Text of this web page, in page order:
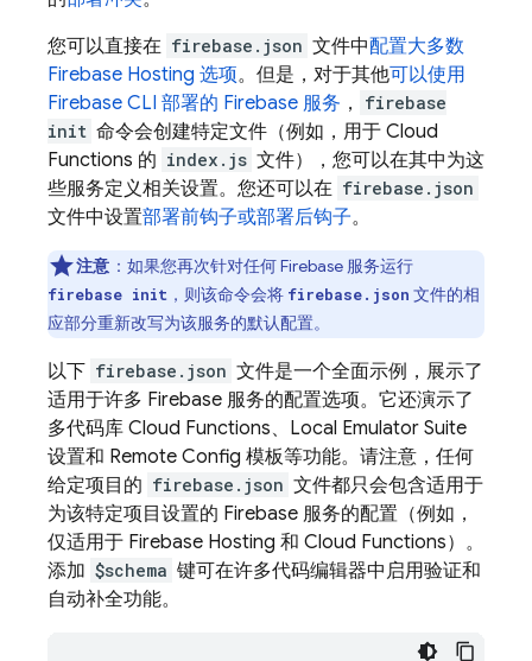
您可以直接在 firebase.json 文件中配置大多数
Firebase Hosting 选项。但是，对于其他可以使用
Firebase CLI 部署的 Firebase 服务 ，
firebase
init 命令会创建特定文件（例如，用于 Cloud
Functions 的 index.js 文件），您可以在其中为这
些服务定义相关设置。您还可以在 firebase.json
文件中设置部署前钩子或部署后钩子。
注意 ： 如果您再次针对任何 Firebase 服务运行
firebase init ，则该命令会将 firebase.json 文件的相
应部分重新改写为该服务的默认配置。
以下 firebase.json 文件是一个全面示例，展示了
适用于许多 Firebase 服务的配置选项。它还演示了
多代码库 Cloud Functions、 Local Emulator Suite
设置和 Remote Config 模板等功能。请注意，任何
给定项目的 firebase.json 文件都只会包含适用于
为该特定项目设置的 Firebase 服务的配置（例如，
仅适用于 Firebase Hosting 和 Cloud Functions）。
添加 $schema 键可在许多代码编辑器中启用验证和
自动补全功能。